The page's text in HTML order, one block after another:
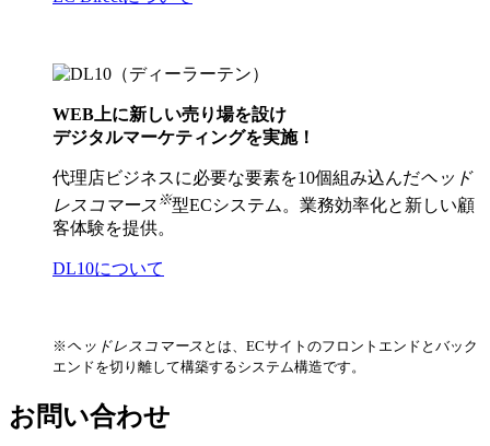
WEB上に新しい売り場を設け
デジタルマーケティングを実施！
代理店ビジネスに必要な要素を10個組み込んだヘッド
レスコマース ※型ECシステム。業務効率化と新しい顧
客体験を提供。
DL10について
※ ヘッドレスコマース とは、ECサイトのフロントエンドとバック
エンドを切り離して構築するシステム構造です。
お問い合わせ